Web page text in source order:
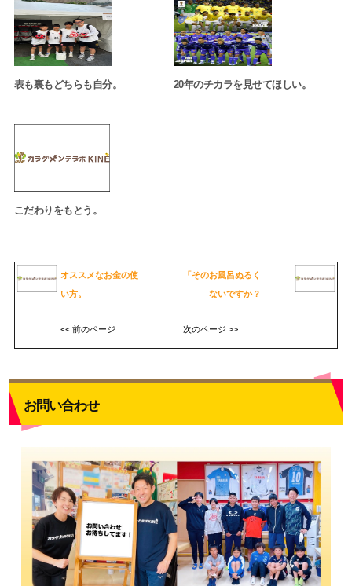
表も裏もどちらも自分。 20年のチカラを見せてほしい。
こだわりをもとう。
オススメなお金の使
い方。
<< 前のページ
「そのお風呂ぬるく
ないですか？
次のページ >>
お問い合わせ